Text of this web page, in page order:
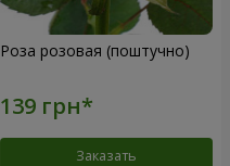
Роза розовая (поштучно)
Заказать